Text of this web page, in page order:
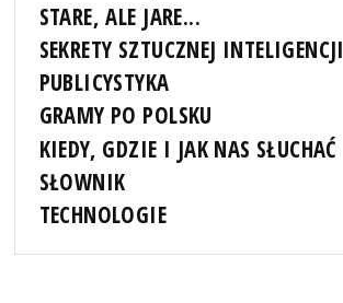
STARE, ALE JARE...
SEKRETY SZTUCZNEJ INTELIGENCJI
PUBLICYSTYKA
GRAMY PO POLSKU
KIEDY, GDZIE I JAK NAS SŁUCHAĆ
SŁOWNIK
TECHNOLOGIE